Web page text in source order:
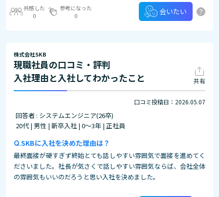
共感した
0
参考になった
0
会いたい ?
株式会社SKB
現職社員の口コミ・評判
入社理由と入社してわかったこと
共有
口コミ投稿日：2026.05.07
回答者 : システムエンジニア(26卒)
20代 | 男性 | 新卒入社 | 0～3年 | 正社員
SKBに入社を決めた理由は？
最終面接が硬すぎず終始とても話しやすい雰囲気で面接を進めてく
ださいました。社長が気さくで話しやすい雰囲気ならば、会社全体
の雰囲気もいいのだろうと思い入社を決めました。